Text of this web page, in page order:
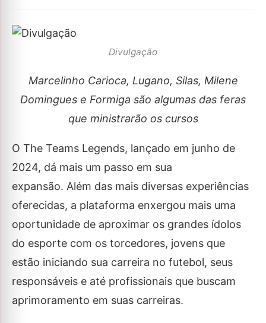
Divulgação
Marcelinho Carioca, Lugano, Silas, Milene
Domingues e Formiga são algumas das feras
que ministrarão os cursos
O The Teams Legends, lançado em junho de
2024, dá mais um passo em sua
expansão. Além das mais diversas experiências
oferecidas, a plataforma enxergou mais uma
oportunidade de aproximar os grandes ídolos
do esporte com os torcedores, jovens que
estão iniciando sua carreira no futebol, seus
responsáveis e até profissionais que buscam
aprimoramento em suas carreiras.